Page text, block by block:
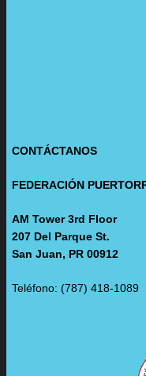
CONTÁCTANOS
FEDERACIÓN
AM Tower 3rd Floor
207 Del Parque St.
San Juan, PR 00912
Teléfono: (787) 418-1089